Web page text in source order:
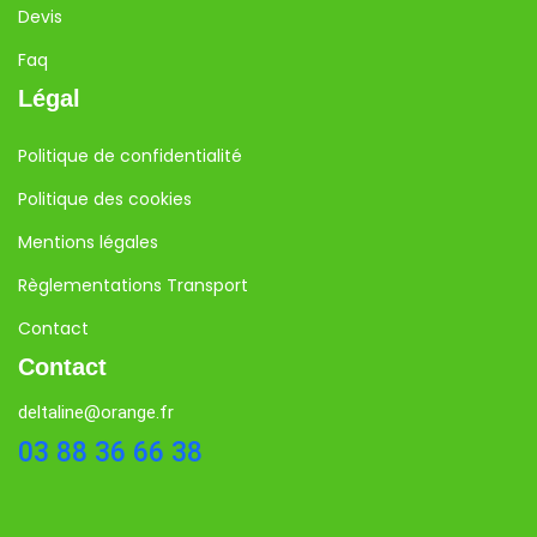
Devis
Faq
Légal
Politique de confidentialité
Politique des cookies
Mentions légales
Règlementations Transport
Contact
Contact
deltaline@orange.fr
03 88 36 66 38